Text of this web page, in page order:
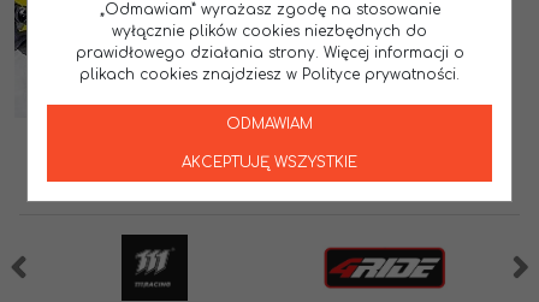
„Odmawiam” wyrażasz zgodę na stosowanie
wyłącznie plików cookies niezbędnych do
prawidłowego działania strony. Więcej informacji o
plikach cookies znajdziesz w Polityce prywatności.
ODMAWIAM
AKCEPTUJĘ WSZYSTKIE